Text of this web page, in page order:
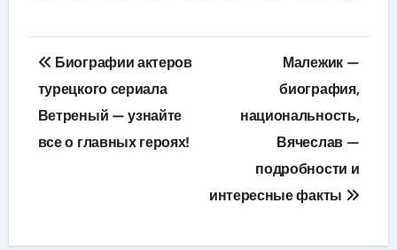
Навигация
по
записям
Биографии актеров
турецкого сериала
Ветреный — узнайте
все о главных героях!
Малежик —
биография,
национальность,
Вячеслав —
подробности и
интересные факты